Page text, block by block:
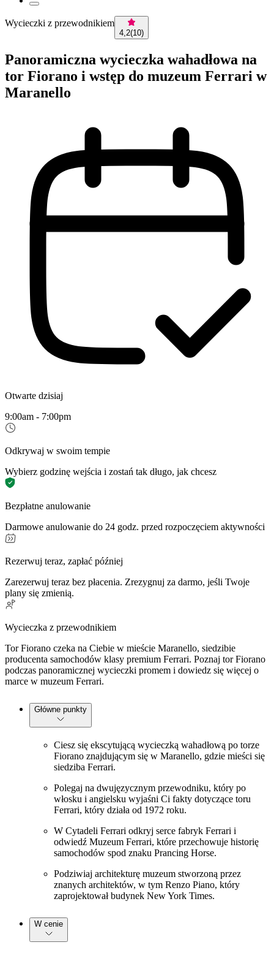
Wycieczki z przewodnikiem
4,2(10)
Panoramiczna wycieczka wahadłowa na
tor Fiorano i wstęp do muzeum Ferrari w
Maranello
Otwarte dzisiaj
9:00am - 7:00pm
Odkrywaj w swoim tempie
Wybierz godzinę wejścia i zostań tak długo, jak chcesz
Bezpłatne anulowanie
Darmowe anulowanie do 24 godz. przed rozpoczęciem aktywności
Rezerwuj teraz, zapłać później
Zarezerwuj teraz bez płacenia. Zrezygnuj za darmo, jeśli Twoje
plany się zmienią.
Wycieczka z przewodnikiem
Tor Fiorano czeka na Ciebie w mieście Maranello, siedzibie
producenta samochodów klasy premium Ferrari. Poznaj tor Fiorano
podczas panoramicznej wycieczki promem i dowiedz się więcej o
marce w muzeum Ferrari.
Główne punkty
Ciesz się ekscytującą wycieczką wahadłową po torze
Fiorano znajdującym się w Maranello, gdzie mieści się
siedziba Ferrari.
Polegaj na dwujęzycznym przewodniku, który po
włosku i angielsku wyjaśni Ci fakty dotyczące toru
Ferrari, który działa od 1972 roku.
W Cytadeli Ferrari odkryj serce fabryk Ferrari i
odwiedź Muzeum Ferrari, które przechowuje historię
samochodów spod znaku Prancing Horse.
Podziwiaj architekturę muzeum stworzoną przez
znanych architektów, w tym Renzo Piano, który
zaprojektował budynek New York Times.
W cenie